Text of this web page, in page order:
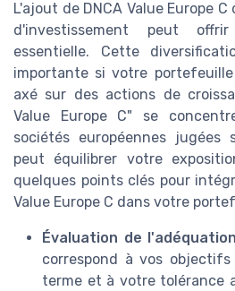
L'ajout de DNCA Value Europe
d'investissement peut
essentielle. Cette
importante si votre
axé sur des actions de
Value Europe C" se
sociétés européennes jugées
peut équilibrer votre
quelques points clés pour
Value Europe C dans votre
Évaluation de l'adéquation
correspond à vos
terme et à votre tolérance